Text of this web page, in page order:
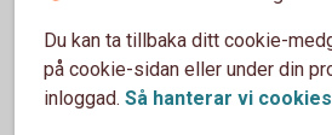
Kom igång och
Våra
Du kan ta tillbaka ditt cookie-
på cookie-sidan eller under din
inloggad. Så hanterar vi cookies